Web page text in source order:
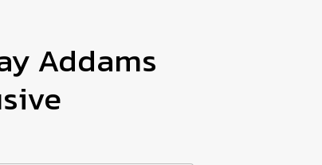
Addams